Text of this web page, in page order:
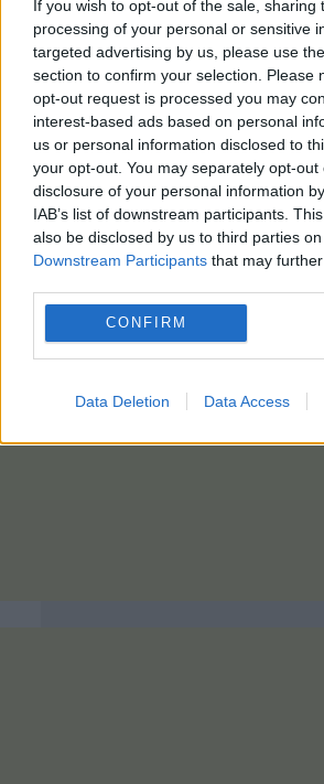
If you wish to opt-out of the sale, sharing
processing of your personal or sensitive
targeted advertising by us, please use
section to confirm your selection. Please
opt-out request is processed you may
interest-based ads based on personal
us or personal information disclosed to
your opt-out. You may separately opt-
disclosure of your personal information
IAB’s list of downstream participants.
also be disclosed by us to third parties
Downstream Participants that may
CONFIRM
Data Deletion Data Access